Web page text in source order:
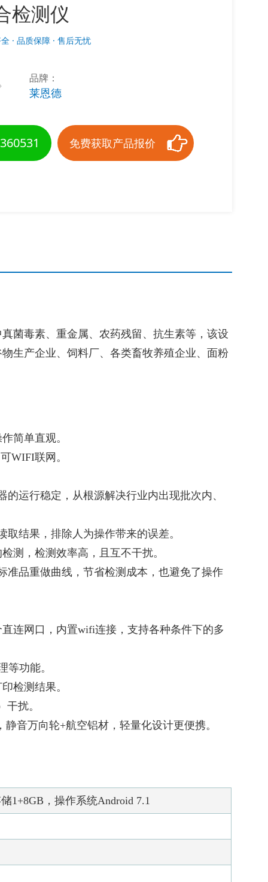
检测仪
· 品质保障 · 售后无忧
品牌：
莱恩德
免费获取产品报价
菌毒素、重金属、农药残留、抗生素等，该设
生产企业、饲料厂、各类畜牧养殖企业、面粉
简单直观。
WIFI联网。
运行稳定，从根源解决行业内出现批次内、
结果，排除人为操作带来的误差。
测，检测效率高，且互不干扰。
准品重做曲线，节省检测成本，也避免了操作
连网口，内置wifi连接，支持各种条件下的多
等功能。
检测结果。
扰。
音万向轮+航空铝材，轻量化设计更便携。
1+8GB，操作系统Android 7.1